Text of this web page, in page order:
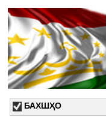
БАХШҲО